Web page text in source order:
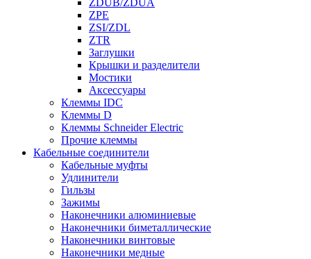
ZPE
ZSI/ZDL
ZTR
Заглушки
Крышки и разделители
Мостики
Аксессуары
Клеммы IDC
Клеммы D
Клеммы Schneider Electric
Прочие клеммы
Кабельные соединители
Кабельные муфты
Удлинители
Гильзы
Зажимы
Наконечники алюминиевые
Наконечники биметаллические
Наконечники винтовые
Наконечники медные